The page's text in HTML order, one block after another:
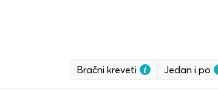
Bračni kreveti Jedan i po